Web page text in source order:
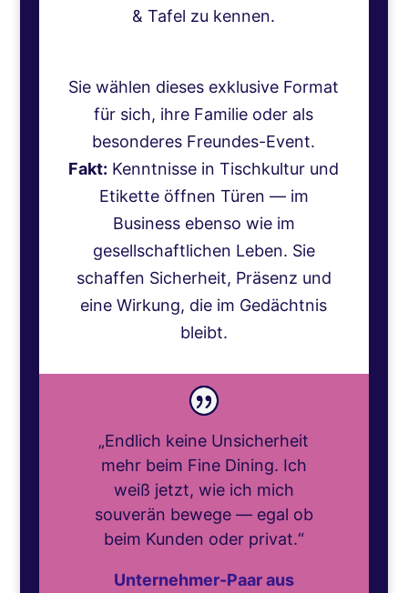
& Tafel zu kennen.
Sie wählen dieses exklusive Format
für sich, ihre Familie oder als
besonderes Freundes-Event.
Fakt: Kenntnisse in Tischkultur und
Etikette öffnen Türen — im
Business ebenso wie im
gesellschaftlichen Leben. Sie
schaffen Sicherheit, Präsenz und
eine Wirkung, die im Gedächtnis
bleibt.
„Endlich keine Unsicherheit
mehr beim Fine Dining. Ich
weiß jetzt, wie ich mich
souverän bewege — egal ob
beim Kunden oder privat.“
Unternehmer-Paar aus